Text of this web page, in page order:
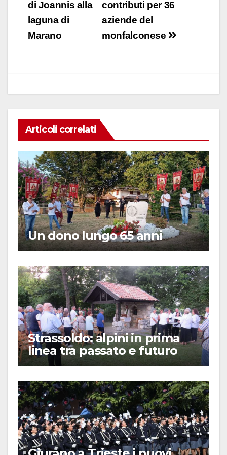
e
b
o
s
e
dI
n
di
vi
di
articoli
contributi per 36
aziende del
monfalconese
di Joannis alla
laguna di
Marano
Articoli correlati
Un dono lungo 65 anni
Strassoldo: alpini in prima
linea tra passato e futuro